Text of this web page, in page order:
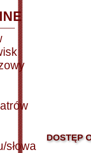
słowa
DOSTĘP